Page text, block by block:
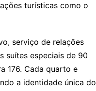
turísticas como o
serviço de relações
suítes especiais de 90
176. Cada quarto e
a identidade única do